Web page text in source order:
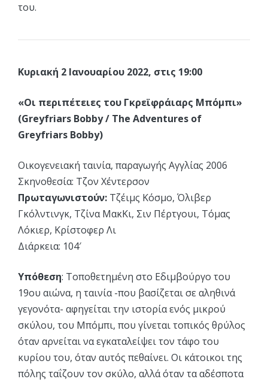
του.
Κυριακή 2 Ιανουαρίου 2022, στις 19:00
«Οι περιπέτειες του Γκρεϊφράιαρς Μπόμπι»
(Greyfriars Bobby / The Adventures of
Greyfriars Bobby)
Οικογενειακή ταινία, παραγωγής Αγγλίας 2006
Σκηνοθεσία: Τζον Χέντερσον
Πρωταγωνιστούν: Τζέιμς Κόσμο, Όλιβερ
Γκόλντινγκ, Τζίνα ΜακΚι, Σιν Πέρτγουι, Τόμας
Λόκιερ, Κρίστοφερ Λι
Διάρκεια: 104′
Υπόθεση: Τοποθετημένη στο Εδιμβούργο του
19ου αιώνα, η ταινία -που βασίζεται σε αληθινά
γεγονότα- αφηγείται την ιστορία ενός μικρού
σκύλου, του Μπόμπι, που γίνεται τοπικός θρύλος
όταν αρνείται να εγκαταλείψει τον τάφο του
κυρίου του, όταν αυτός πεθαίνει. Οι κάτοικοι της
πόλης ταΐζουν τον σκύλο, αλλά όταν τα αδέσποτα